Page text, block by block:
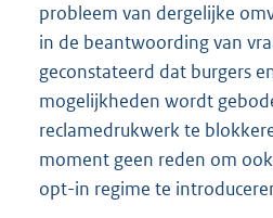
probleem van dergelijke
in de beantwoording van
geconstateerd dat burgers
mogelijkheden wordt
reclamedrukwerk te
moment geen reden om
opt-in regime te